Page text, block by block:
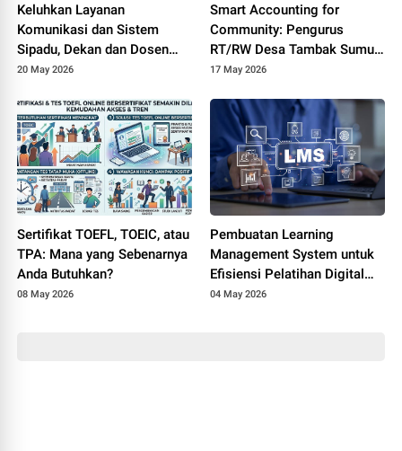
Keluhkan Layanan
Komunikasi dan Sistem
Sipadu, Dekan dan Dosen
FTIK PTIQ Datangi Rektorat
20 May 2026
Smart Accounting for
Community: Pengurus
RT/RW Desa Tambak Sumur
Ikuti Pelatihan Transparansi
Digital
17 May 2026
Sertifikat TOEFL, TOEIC, atau
TPA: Mana yang Sebenarnya
Anda Butuhkan?
08 May 2026
Pembuatan Learning
Management System untuk
Efisiensi Pelatihan Digital
Perusahaan
04 May 2026